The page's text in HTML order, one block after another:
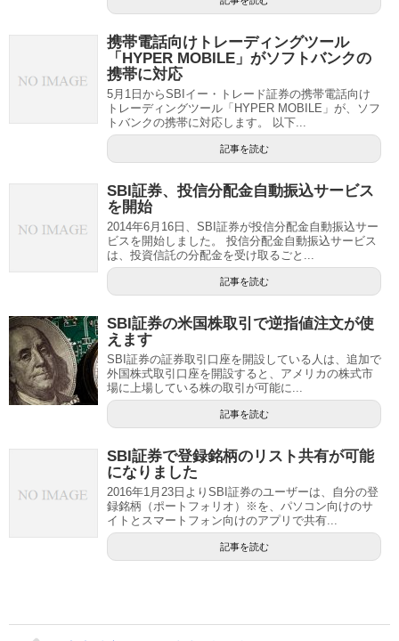
携帯電話向けトレーディングツール
「HYPER MOBILE」がソフトバンクの
携帯に対応
5月1日からSBIイー・トレード証券の携帯電話向け
トレーディングツール「HYPER MOBILE」が、ソフ
トバンクの携帯に対応します。 以下...
記事を読む
SBI証券、投信分配金自動振込サービス
を開始
2014年6月16日、SBI証券が投信分配金自動振込サー
ビスを開始しました。 投信分配金自動振込サービス
は、投資信託の分配金を受け取るごと...
記事を読む
SBI証券の米国株取引で逆指値注文が使
えます
SBI証券の証券取引口座を開設している人は、追加で
外国株式取引口座を開設すると、アメリカの株式市
場に上場している株の取引が可能に...
記事を読む
SBI証券で登録銘柄のリスト共有が可能
になりました
2016年1月23日よりSBI証券のユーザーは、自分の登
録銘柄（ポートフォリオ）※を、パソコン向けのサ
イトとスマートフォン向けのアプリで共有...
記事を読む